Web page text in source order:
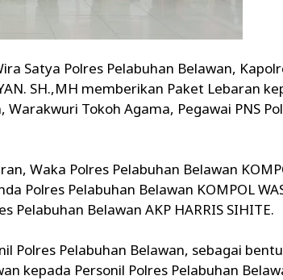
Satya Polres Pelabuhan Belawan,
SH.,MH memberikan Paket Lebaran
Tokoh Agama, Pegawai PNS
Waka Polres Pelabuhan Belawan
Polres Pelabuhan Belawan KOMPOL
Pelabuhan Belawan AKP HARRIS SIHITE.
Polres Pelabuhan Belawan, sebagai
kepada Personil Polres Pelabuhan